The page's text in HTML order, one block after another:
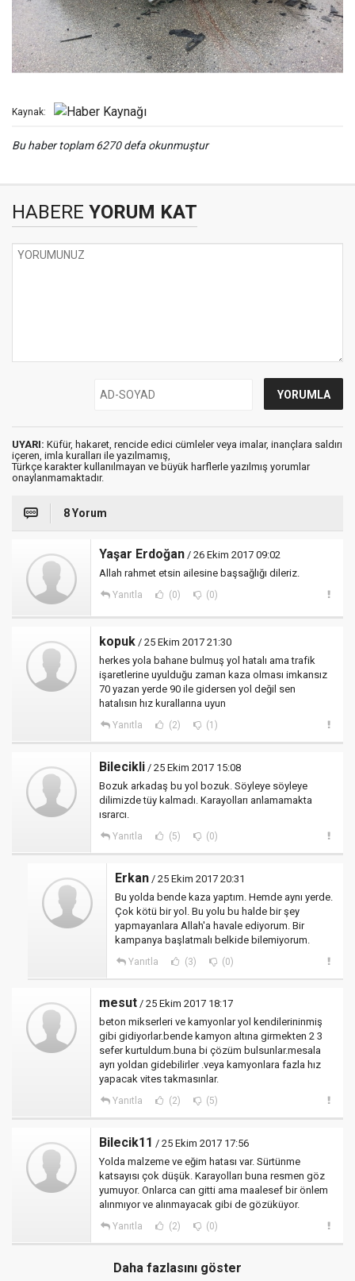
Kaynak:
Bu haber toplam 6270 defa okunmuştur
HABERE YORUM KAT
UYARI: Küfür, hakaret, rencide edici cümleler veya imalar, inançlara saldırı
içeren, imla kuralları ile yazılmamış,
Türkçe karakter kullanılmayan ve büyük harflerle yazılmış yorumlar
onaylanmamaktadır.
8 Yorum
Yaşar Erdoğan / 26 Ekim 2017 09:02
Allah rahmet etsin ailesine başsağlığı dileriz.
Yanıtla (0) (0)
kopuk / 25 Ekim 2017 21:30
herkes yola bahane bulmuş yol hatalı ama trafik
işaretlerine uyulduğu zaman kaza olması imkansız
70 yazan yerde 90 ile gidersen yol değil sen
hatalısın hız kurallarına uyun
Yanıtla (2) (1)
Bilecikli / 25 Ekim 2017 15:08
Bozuk arkadaş bu yol bozuk. Söyleye söyleye
dilimizde tüy kalmadı. Karayolları anlamamakta
ısrarcı.
Yanıtla (5) (0)
Erkan / 25 Ekim 2017 20:31
Bu yolda bende kaza yaptım. Hemde aynı yerde.
Çok kötü bir yol. Bu yolu bu halde bir şey
yapmayanlara Allah'a havale ediyorum. Bir
kampanya başlatmalı belkide bilemiyorum.
Yanıtla (3) (0)
mesut / 25 Ekim 2017 18:17
beton mikserleri ve kamyonlar yol kendilerininmiş
gibi gidiyorlar.bende kamyon altına girmekten 2 3
sefer kurtuldum.buna bi çözüm bulsunlar.mesala
ayrı yoldan gidebilirler .veya kamyonlara fazla hız
yapacak vites takmasınlar.
Yanıtla (2) (5)
Bilecik11 / 25 Ekim 2017 17:56
Yolda malzeme ve eğim hatası var. Sürtünme
katsayısı çok düşük. Karayolları buna resmen göz
yumuyor. Onlarca can gitti ama maalesef bir önlem
alınmıyor ve alınmayacak gibi de gözüküyor.
Yanıtla (2) (0)
Daha fazlasını göster